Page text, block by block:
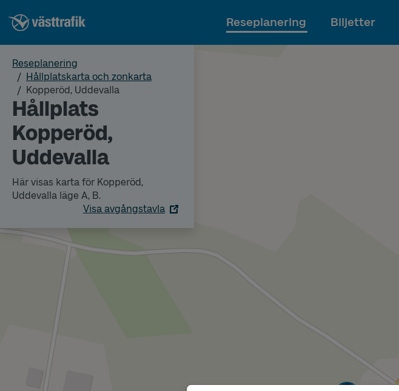
Reseplanering Biljetter
Reseplanering
Hållplatskarta och zonkarta
Kopperöd, Uddevalla
Hållplats
Kopperöd,
Uddevalla
Här visas karta för Kopperöd,
Uddevalla läge A, B.
Visa avgångstavla
Läge